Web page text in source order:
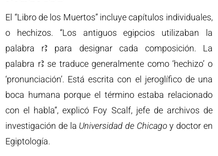
El “Libro de los Muertos” incluye capítulos individuales,
o hechizos. “Los antiguos egipcios utilizaban la
palabra rꜢ para designar cada composición. La
palabra rꜢ se traduce generalmente como ‘hechizo’ o
‘pronunciación’. Está escrita con el jeroglífico de una
boca humana porque el término estaba relacionado
con el habla”, explicó Foy Scalf, jefe de archivos de
investigación de la Universidad de Chicago y doctor en
Egiptología.